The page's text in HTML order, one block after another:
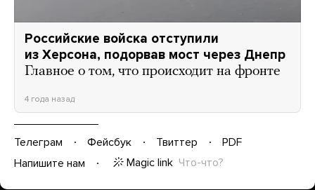
Российские войска отступили
из Херсона, подорвав мост через Днепр
Главное о том, что происходит на фронте
4 года назад
Телеграм Фейсбук Твиттер
PDF
Напишите нам
Magic link Что-что?